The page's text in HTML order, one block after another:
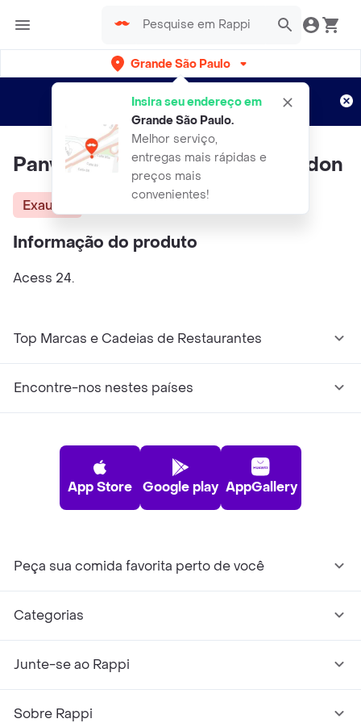
Grande São Paulo
Insira seu endereço em
Grande São Paulo.
Melhor serviço,
entregas mais rápidas e
preços mais
convenientes!
Entregas grátis por 15 dias!
Aplicam T&C
Panvel Tesoura Seg Ponta Arredon
Exausta
Informação do produto
Acess 24.
Top Marcas e Cadeias de Restaurantes
Encontre-nos nestes países
App Store Google play AppGallery
Peça sua comida favorita perto de você
Categorias
Junte-se ao Rappi
Sobre Rappi